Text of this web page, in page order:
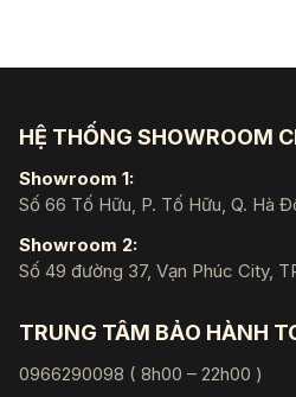
HỆ THỐNG SHOWROOM
Showroom 1:
Số 66 Tố Hữu, P. Tố Hữu, Q. Hà
Showroom 2:
Số 49 đường 37, Vạn Phúc City,
TRUNG TÂM BẢO HÀNH
0966290098 ( 8h00 – 22h00 )